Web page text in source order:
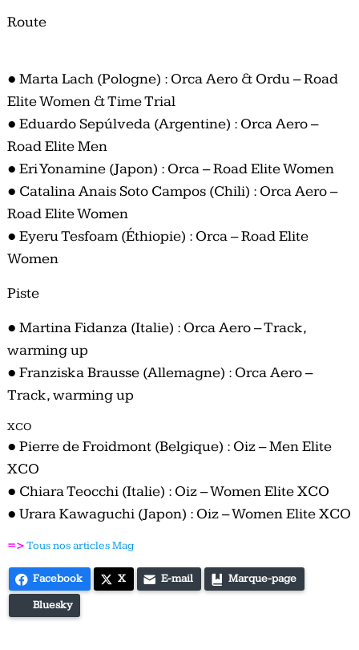
Route
● Marta Lach (Pologne) : Orca Aero & Ordu – Road
Elite Women & Time Trial
● Eduardo Sepúlveda (Argentine) : Orca Aero –
Road Elite Men
● Eri Yonamine (Japon) : Orca – Road Elite Women
● Catalina Anais Soto Campos (Chili) : Orca Aero –
Road Elite Women
● Eyeru Tesfoam (Éthiopie) : Orca – Road Elite
Women
Piste
● Martina Fidanza (Italie) : Orca Aero – Track,
warming up
● Franziska Brausse (Allemagne) : Orca Aero –
Track, warming up
XCO
● Pierre de Froidmont (Belgique) : Oiz – Men Elite
XCO
● Chiara Teocchi (Italie) : Oiz – Women Elite XCO
● Urara Kawaguchi (Japon) : Oiz – Women Elite XCO
=>Tous nos articles Mag
Facebook X E-mail Marque-page
Bluesky